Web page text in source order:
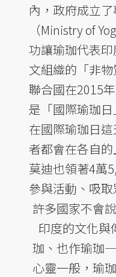
內，政府成立了
（Ministry of
功讓瑜珈代表
文組織的「非
聯合國在2015
是「國際瑜珈日
在國際瑜珈日
者都會在各自
莫迪也領著4萬
參與活動、吸取
許多國家不會
印度的文化與
珈、也作瑜珈
心靈一般，瑜